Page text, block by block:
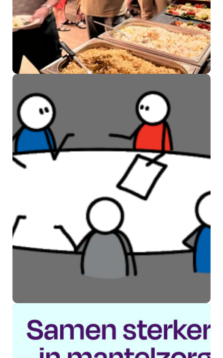
Vrijwilligersdag SWAN
Welzijn en SWO: een dag van
waardering en ontmoeting
Swan Welzijn past activiteiten
in Kesteren aan